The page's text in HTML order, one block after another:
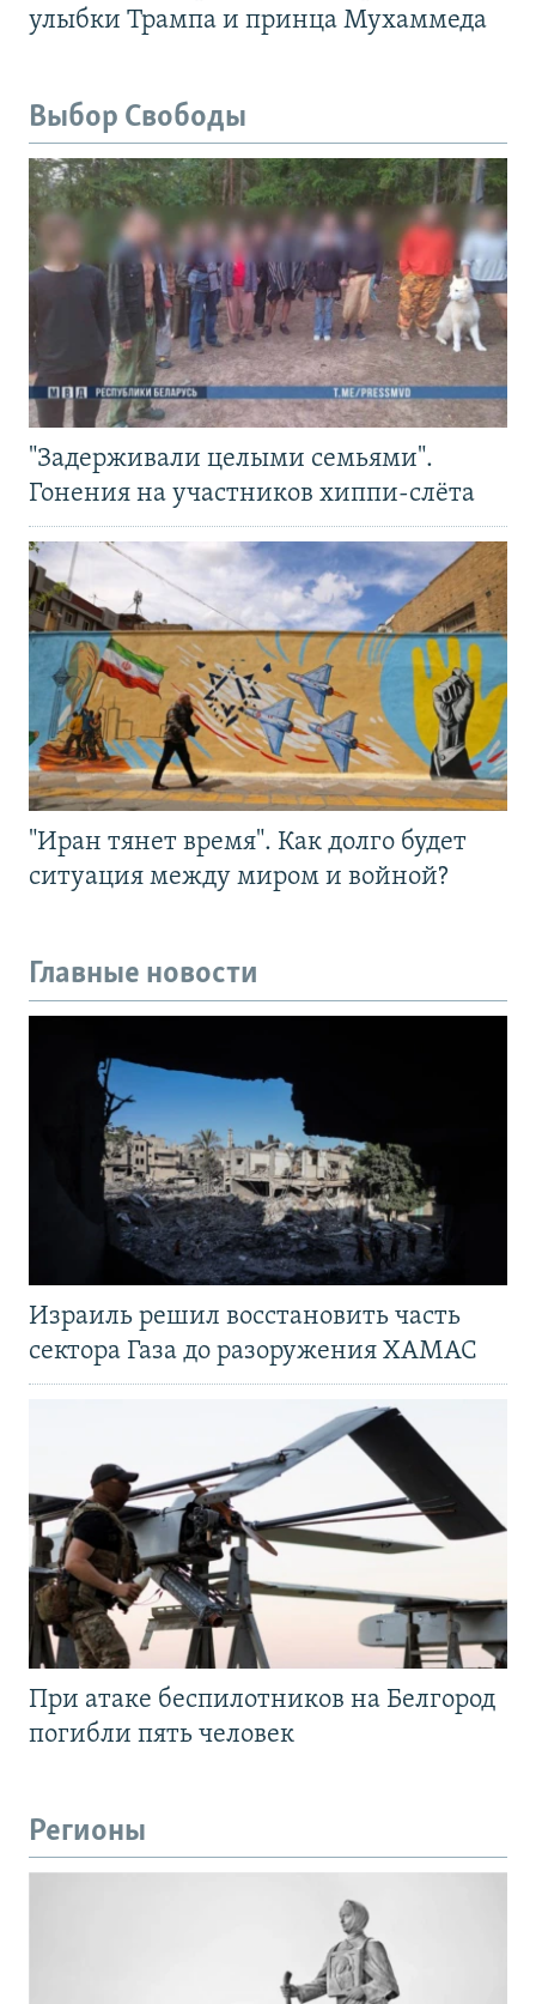
улыбки Трампа и принца Мухаммеда
Выбор Свободы
"Задерживали целыми семьями".
Гонения на участников хиппи-слёта
"Иран тянет время". Как долго будет
ситуация между миром и войной?
Главные новости
Израиль решил восстановить часть
сектора Газа до разоружения ХАМАС
При атаке беспилотников на Белгород
погибли пять человек
Регионы